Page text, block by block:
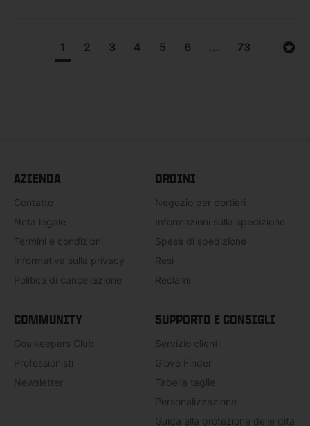
1 2 3 4 5 6 ... 73
AZIENDA
Contatto
Nota legale
Termini e condizioni
Informativa sulla privacy
Politica di cancellazione
ORDINI
Negozio per portieri
Informazioni sulla spedizione
Spese di spedizione
Resi
Reclami
COMMUNITY
Goalkeepers Club
Professionisti
Newsletter
SUPPORTO E CONSIGLI
Servizio clienti
Glove Finder
Tabella taglie
Personalizzazione
Guida alla protezione delle dita